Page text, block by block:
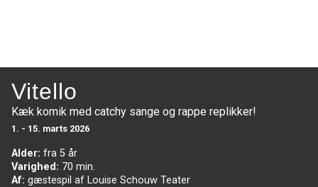
Vitello
Kæk komik med catchy sange og rappe replikker!
1. - 15. marts 2026
Alder: fra 5 år
Varighed: 70 min.
Af: gæstespil af Louise Schouw Teater